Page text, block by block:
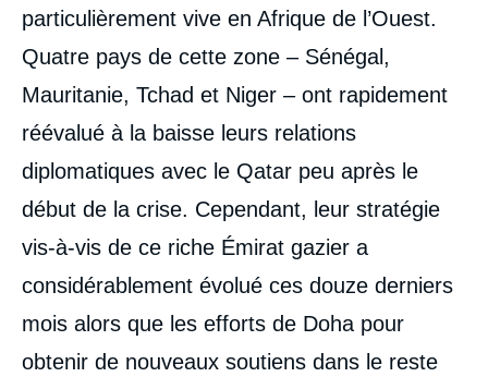
particulièrement vive en Afrique de l’Ouest.
Quatre pays de cette zone – Sénégal,
Mauritanie, Tchad et Niger – ont rapidement
réévalué à la baisse leurs relations
diplomatiques avec le Qatar peu après le
début de la crise. Cependant, leur stratégie
vis-à-vis de ce riche Émirat gazier a
considérablement évolué ces douze derniers
mois alors que les efforts de Doha pour
obtenir de nouveaux soutiens dans le reste